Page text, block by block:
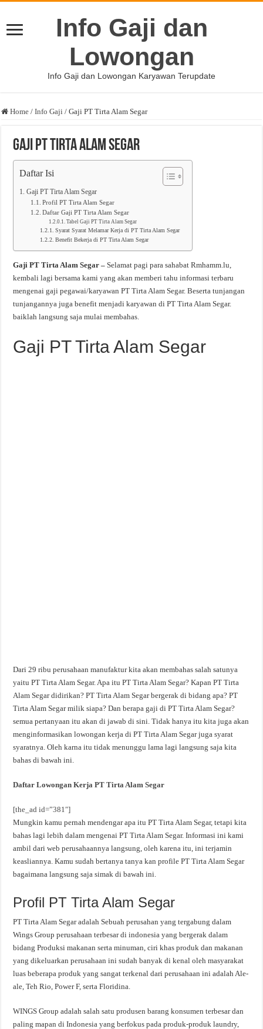
Info Gaji dan
Lowongan
Info Gaji dan Lowongan Karyawan Terupdate
Home / Info Gaji / Gaji PT Tirta Alam Segar
Gaji PT Tirta Alam Segar
Daftar Isi
Gaji PT Tirta Alam Segar
Profil PT Tirta Alam Segar
Daftar Gaji PT Tirta Alam Segar
Tabel Gaji PT Tirta Alam Segar
Syarat Syarat Melamar Kerja di PT Tirta Alam Segar
Benefit Bekerja di PT Tirta Alam Segar
Gaji PT Tirta Alam Segar –Selamat pagi para sahabat Rmhamm.lu,
kembali lagi bersama kami yang akan memberi tahu informasi terbaru
mengenai gaji pegawai/karyawan PT Tirta Alam Segar. Beserta tunjangan
tunjangannya juga benefit menjadi karyawan di PT Tirta Alam Segar.
baiklah langsung saja mulai membahas.
Gaji PT Tirta Alam Segar
Dari 29 ribu perusahaan manufaktur kita akan membahas salah satunya
yaitu PT Tirta Alam Segar. Apa itu PT Tirta Alam Segar? Kapan PT Tirta
Alam Segar didirikan? PT Tirta Alam Segar bergerak di bidang apa? PT
Tirta Alam Segar milik siapa? Dan berapa gaji di PT Tirta Alam Segar?
semua pertanyaan itu akan di jawab di sini. Tidak hanya itu kita juga akan
menginformasikan lowongan kerja di PT Tirta Alam Segar juga syarat
syaratnya. Oleh karna itu tidak menunggu lama lagi langsung saja kita
bahas di bawah ini.
Daftar Lowongan Kerja PT Tirta Alam Segar
[the_ad id=”381″]
Mungkin kamu pernah mendengar apa itu PT Tirta Alam Segar, tetapi kita
bahas lagi lebih dalam mengenai PT Tirta Alam Segar. Informasi ini kami
ambil dari web perusahaannya langsung, oleh karena itu, ini terjamin
keasliannya. Kamu sudah bertanya tanya kan profile PT Tirta Alam Segar
bagaimana langsung saja simak di bawah ini.
Profil PT Tirta Alam Segar
PT Tirta Alam Segar adalah Sebuah perusahan yang tergabung dalam
Wings Group perusahaan terbesar di indonesia yang bergerak dalam
bidang Produksi makanan serta minuman, ciri khas produk dan makanan
yang dikeluarkan perusahaan ini sudah banyak di kenal oleh masyarakat
luas beberapa produk yang sangat terkenal dari perusahaan ini adalah Ale-
ale, Teh Rio, Power F, serta Floridina.
WINGS Group adalah salah satu produsen barang konsumen terbesar dan
paling mapan di Indonesia yang berfokus pada produk-produk laundry,